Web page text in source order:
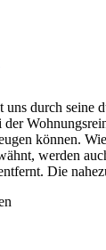
uns durch seine
der
können.
werden
Die